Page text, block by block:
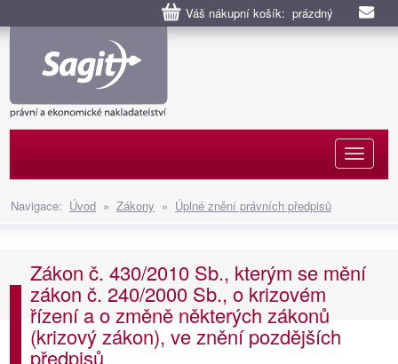
Váš nákupní košík: prázdný
Navigace: Úvod » Zákony » Úplné znění právních předpisů
Zákon č. 430/2010 Sb., kterým se mění
zákon č. 240/2000 Sb., o krizovém
řízení a o změně některých zákonů
(krizový zákon), ve znění pozdějších
předpisů